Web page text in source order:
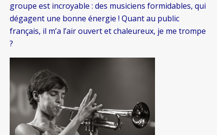
groupe est incroyable : des musiciens formidables, qui
dégagent une bonne énergie ! Quant au public
français, il m’a l’air ouvert et chaleureux, je me trompe
?